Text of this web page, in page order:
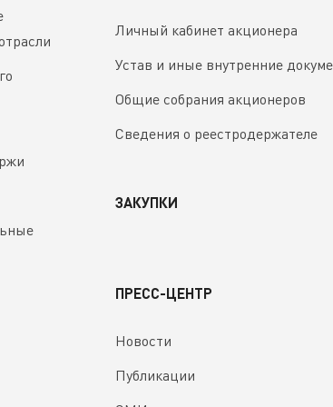
Личный кабинет акционера
Устав и иные внутренние
Общие собрания акционеров
Сведения о реестродержателе
ЗАКУПКИ
ПРЕСС-ЦЕНТР
Новости
Публикации